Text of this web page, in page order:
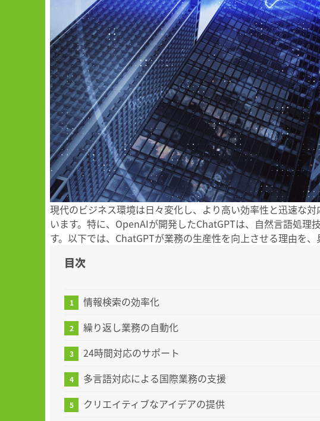
現代のビジネス環境は日々変化し、より高い効率性と迅速な
います。特に、OpenAIが開発したChatGPTは、自然言語処
す。以下では、ChatGPTが業務の生産性を向上させる理由を、
目次
情報検索の効率化
繰り返し業務の自動化
24時間対応のサポート
多言語対応による国際業務の支援
クリエイティブなアイデアの提供